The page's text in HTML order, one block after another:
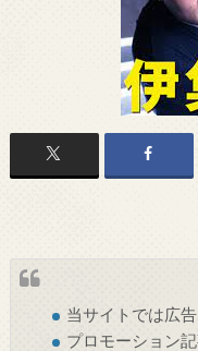
当サイトでは広告
プロモーション